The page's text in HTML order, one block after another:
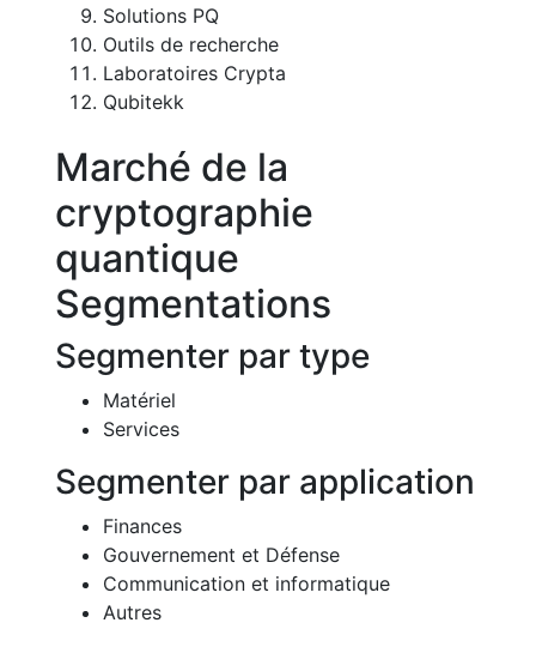
Solutions PQ
Outils de recherche
Laboratoires Crypta
Qubitekk
Marché de la
cryptographie
quantique
Segmentations
Segmenter par type
Matériel
Services
Segmenter par application
Finances
Gouvernement et Défense
Communication et informatique
Autres